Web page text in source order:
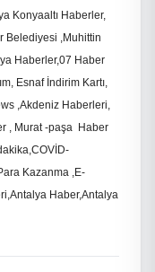
Konyaaltı Haberler,
Belediyesi ,Muhittin
Haberler,07 Haber
Esnaf İndirim Kartı,
,Akdeniz Haberleri,
, Murat -paşa Haber
Kazanma ,E-
Haber,Antalya